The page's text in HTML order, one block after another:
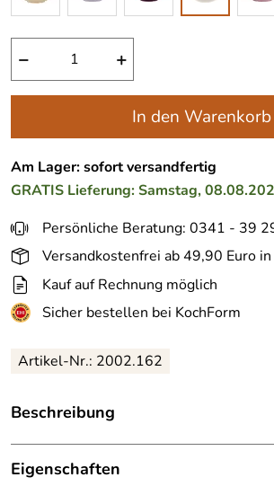
− +
In den Warenkorb
Am Lager: sofort versandfertig
GRATIS Lieferung: Samstag,
Persönliche Beratung: 0341 - 39
Versandkostenfrei ab 49,90 Euro in
Kauf auf Rechnung möglich
Sicher bestellen bei KochForm
Artikel-Nr.: 2002.162
Beschreibung
Mason Cash Rührschüssel IN THE
Schüssel aus Steingut ist verziert mit
Eigenschaften